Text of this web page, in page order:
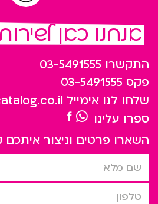
אנחנו כאן
התקשרו 03-5491555
פקס 03-5491555
שלחו לנו אימייל
ספרו עלינו
השארו פרטים וניצור
שם מלא
טלפון